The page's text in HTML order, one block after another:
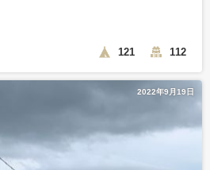
121 112
2022年9月19日